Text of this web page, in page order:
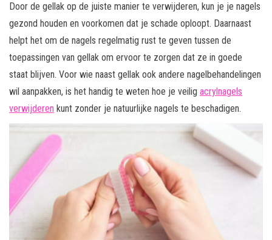
Door de gellak op de juiste manier te verwijderen, kun je je nagels
gezond houden en voorkomen dat je schade oploopt. Daarnaast
helpt het om de nagels regelmatig rust te geven tussen de
toepassingen van gellak om ervoor te zorgen dat ze in goede
staat blijven. Voor wie naast gellak ook andere nagelbehandelingen
wil aanpakken, is het handig te weten hoe je veilig acrylnagels
verwijderen kunt zonder je natuurlijke nagels te beschadigen.